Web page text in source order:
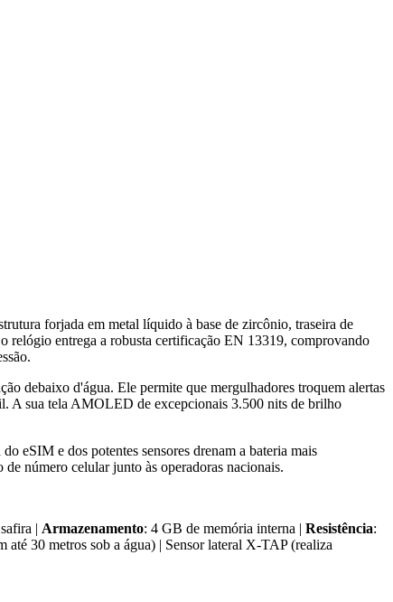
forjada em metal líquido à base de zircônio, traseira de
relógio entrega a robusta certificação EN 13319, comprovando
debaixo d'água. Ele permite que mergulhadores troquem alertas
A sua tela AMOLED de excepcionais 3.500 nits de brilho
eSIM e dos potentes sensores drenam a bateria mais
número celular junto às operadoras nacionais.
| Armazenamento: 4 GB de memória interna | Resistência:
30 metros sob a água) | Sensor lateral X-TAP (realiza